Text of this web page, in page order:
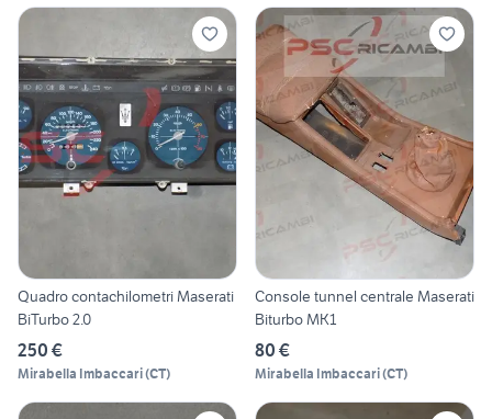
Quadro contachilometri Maserati
BiTurbo 2.0
250 €
Mirabella Imbaccari(CT)
Console tunnel centrale Maserati
Biturbo MK1
80 €
Mirabella Imbaccari(CT)